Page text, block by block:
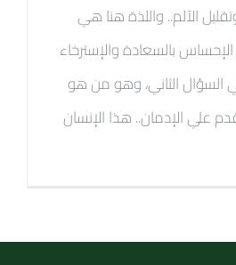
الآلم.. واللذة هنا هي
بالسعادة والإسترخاء
السؤال الثاني، وهو من هو
علي الإدمان.. هذا الإنسان